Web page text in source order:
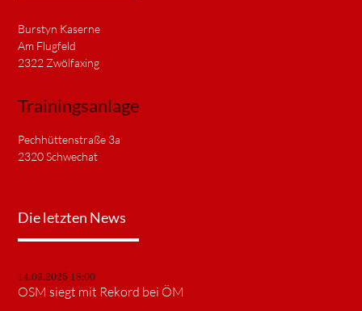
Burstyn Kaserne
Am Flugfeld
2322 Zwölfaxing
Trainingsanlage
Pechhüttenstraße 3a
2320 Schwechat
Die letzten News
14.09.2025 18:00
OSM siegt mit Rekord bei ÖM